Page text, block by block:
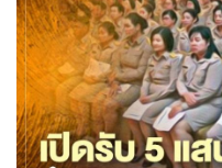
กรมส่งเสริมการเกษตร เปิ
32 อัตรา